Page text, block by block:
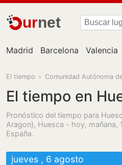
urnet
Madrid Barcelona Valencia
El tiempo › Comunidad Autónoma
El tiempo en
Pronóstico del tiempo para
Aragon), Huesca - hoy, mañana,
España.
jueves , 6 agosto